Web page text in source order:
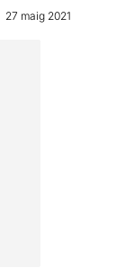
27 maig 2021